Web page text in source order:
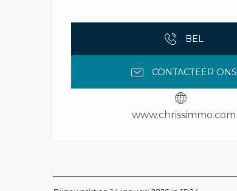
BEL
CONTACTEER ONS
www.chrissimmo.com